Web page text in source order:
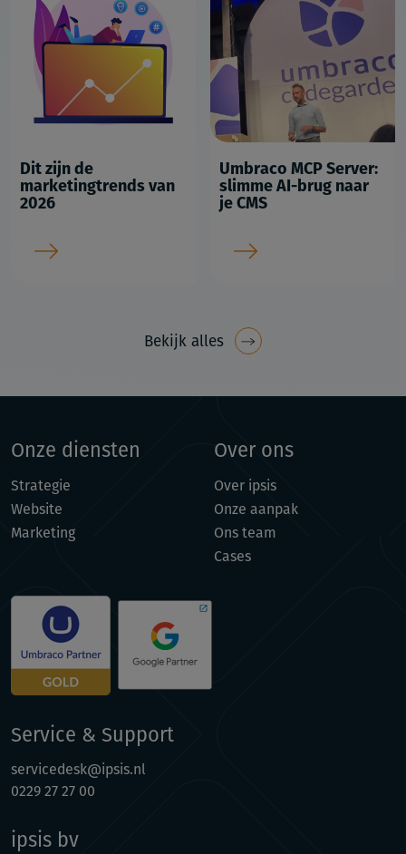
Dit zijn de
marketingtrends van
2026
Umbraco MCP Server:
slimme AI-brug naar
je CMS
Bekijk alles
Onze diensten
Strategie
Website
Marketing
Over ons
Over ipsis
Onze aanpak
Ons team
Cases
Service & Support
servicedesk@ipsis.nl
0229 27 27 00
ipsis bv